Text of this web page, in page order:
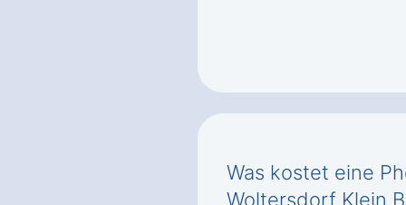
Was kostet eine
Woltersdorf Klein